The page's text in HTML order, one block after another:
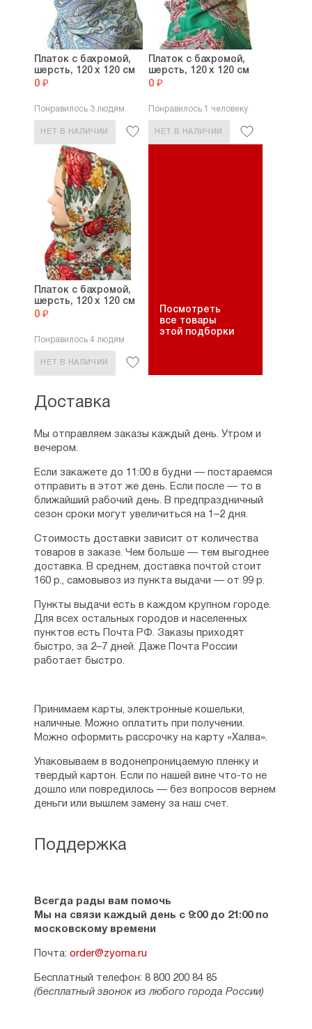
Платок с бахромой,
шерсть, 120 х 120 см
0 ₽
Понравилось 3 людям
НЕТ В НАЛИЧИИ
Платок с бахромой,
шерсть, 120 х 120 см
0 ₽
Понравилось 1 человеку
НЕТ В НАЛИЧИИ
Платок с бахромой,
шерсть, 120 х 120 см
0 ₽
Понравилось 4 людям
НЕТ В НАЛИЧИИ
Посмотреть
все товары
этой подборки
Поддержка
Всегда рады вам помочь
Мы на связи каждый день с 9:00 до 21:00 по
московскому времени
Почта: order@zyorna.ru
Бесплатный телефон: 8 800 200 84 85
(бесплатный звонок из любого города России)
Доставка
Мы отправляем заказы каждый день. Утром и
вечером.
Если закажете до 11:00 в будни — постараемся
отправить в этот же день. Если после — то в
ближайший рабочий день. В предпраздничный
сезон сроки могут увеличиться на 1–2 дня.
Стоимость доставки зависит от количества
товаров в заказе. Чем больше — тем выгоднее
доставка. В среднем, доставка почтой стоит
160 р., самовывоз из пункта выдачи — от 99 р.
Пункты выдачи есть в каждом крупном городе.
Для всех остальных городов и населенных
пунктов есть Почта РФ. Заказы приходят
быстро, за 2–7 дней. Даже Почта России
работает быстро.
Принимаем карты, электронные кошельки,
наличные. Можно оплатить при получении.
Можно оформить рассрочку на карту «Халва».
Упаковываем в водонепроницаемую пленку и
твердый картон. Если по нашей вине что-то не
дошло или повредилось — без вопросов вернем
деньги или вышлем замену за наш счет.